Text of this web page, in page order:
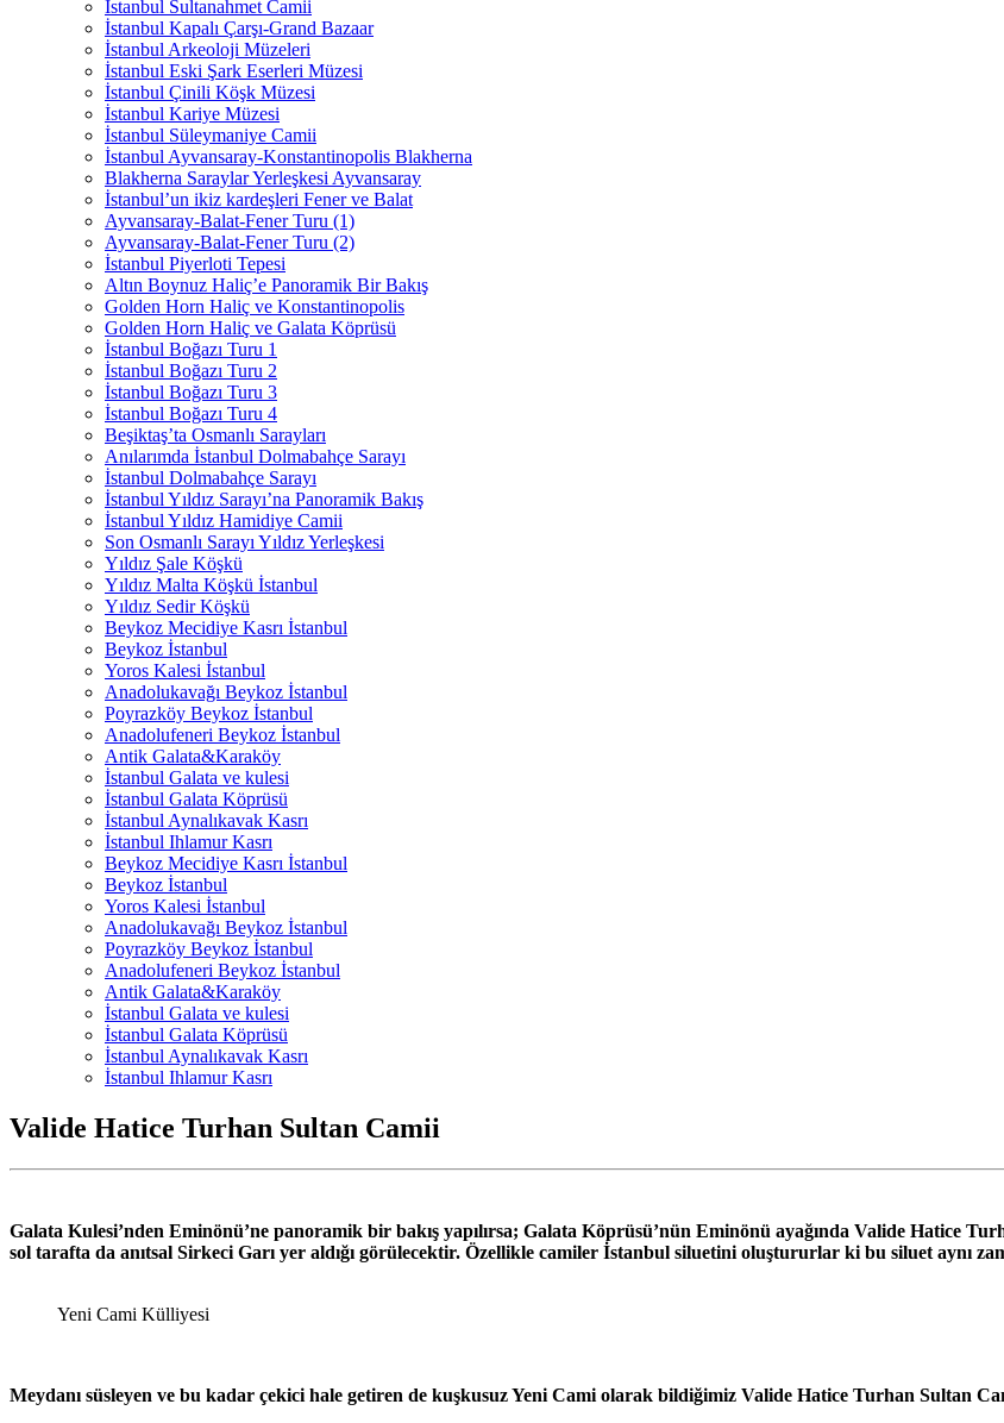
İstanbul Sultanahmet Camii
İstanbul Kapalı Çarşı-Grand Bazaar
İstanbul Arkeoloji Müzeleri
İstanbul Eski Şark Eserleri Müzesi
İstanbul Çinili Köşk Müzesi
İstanbul Kariye Müzesi
İstanbul Süleymaniye Camii
İstanbul Ayvansaray-Konstantinopolis Blakherna
Blakherna Saraylar Yerleşkesi Ayvansaray
İstanbul’un ikiz kardeşleri Fener ve Balat
Ayvansaray-Balat-Fener Turu (1)
Ayvansaray-Balat-Fener Turu (2)
İstanbul Piyerloti Tepesi
Altın Boynuz Haliç’e Panoramik Bir Bakış
Golden Horn Haliç ve Konstantinopolis
Golden Horn Haliç ve Galata Köprüsü
İstanbul Boğazı Turu 1
İstanbul Boğazı Turu 2
İstanbul Boğazı Turu 3
İstanbul Boğazı Turu 4
Beşiktaş’ta Osmanlı Sarayları
Anılarımda İstanbul Dolmabahçe Sarayı
İstanbul Dolmabahçe Sarayı
İstanbul Yıldız Sarayı’na Panoramik Bakış
İstanbul Yıldız Hamidiye Camii
Son Osmanlı Sarayı Yıldız Yerleşkesi
Yıldız Şale Köşkü
Yıldız Malta Köşkü İstanbul
Yıldız Sedir Köşkü
Beykoz Mecidiye Kasrı İstanbul
Beykoz İstanbul
Yoros Kalesi İstanbul
Anadolukavağı Beykoz İstanbul
Poyrazköy Beykoz İstanbul
Anadolufeneri Beykoz İstanbul
Antik Galata&Karaköy
İstanbul Galata ve kulesi
İstanbul Galata Köprüsü
İstanbul Aynalıkavak Kasrı
İstanbul Ihlamur Kasrı
Beykoz Mecidiye Kasrı İstanbul
Beykoz İstanbul
Yoros Kalesi İstanbul
Anadolukavağı Beykoz İstanbul
Poyrazköy Beykoz İstanbul
Anadolufeneri Beykoz İstanbul
Antik Galata&Karaköy
İstanbul Galata ve kulesi
İstanbul Galata Köprüsü
İstanbul Aynalıkavak Kasrı
İstanbul Ihlamur Kasrı
Valide Hatice Turhan Sultan Camii
Galata Kulesi’nden Eminönü’ne panoramik bir bakış yapılırsa; Galata Köprüsü’nün Eminönü ayağında Valide Hatice
sol tarafta da anıtsal Sirkeci Garı yer aldığı görülecektir. Özellikle camiler İstanbul siluetini oluştururlar ki bu siluet aynı
Yeni Cami Külliyesi
Meydanı süsleyen ve bu kadar çekici hale getiren de kuşkusuz Yeni Cami olarak bildiğimiz Valide Hatice Turhan Sultan